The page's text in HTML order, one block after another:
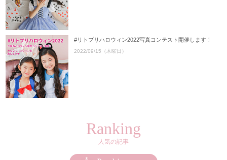
#リトプリハロウィン2022写真コンテスト開催します！
2022/09/15（木曜日）
Ranking
人気の記事